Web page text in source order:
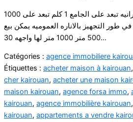
1000 متر للبيع طريق القطرانيه تبعد على الجامع 1 كلم تبعد على
طريق في طور التجهيز بالاناره العموميه يمكن بيع
500 متر 1000 متر لها واجهه 30…
Catégories : agence immobiliere
Étiquettes : acheter maison à kairouan,
cher kairouan, acheter une maison
maison kairouan, agence forsa immo,
kairouan, agence immobilière kairouan,
kairouan, appartements a vendre